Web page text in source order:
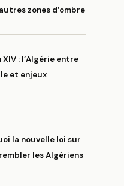
zones d’ombre
: l’Algérie entre
et enjeux
la nouvelle loi sur
les Algériens